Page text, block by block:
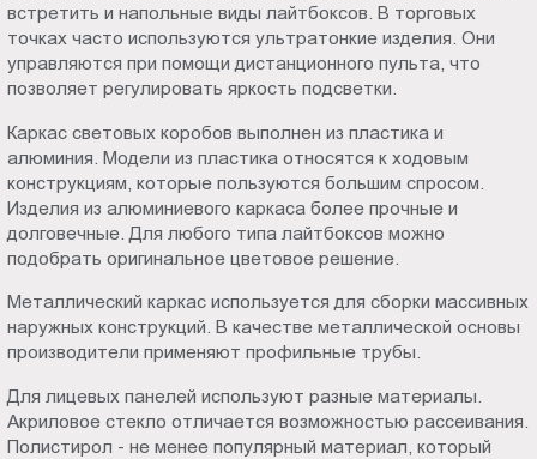
встретить и напольные виды лайтбоксов. В торговых
точках часто используются ультратонкие изделия. Они
управляются при помощи дистанционного пульта, что
позволяет регулировать яркость подсветки.
Каркас световых коробов выполнен из пластика и
алюминия. Модели из пластика относятся к ходовым
конструкциям, которые пользуются большим спросом.
Изделия из алюминиевого каркаса более прочные и
долговечные. Для любого типа лайтбоксов можно
подобрать оригинальное цветовое решение.
Металлический каркас используется для сборки массивных
наружных конструкций. В качестве металлической основы
производители применяют профильные трубы.
Для лицевых панелей используют разные материалы.
Акриловое стекло отличается возможностью рассеивания.
Полистирол - не менее популярный материал, который